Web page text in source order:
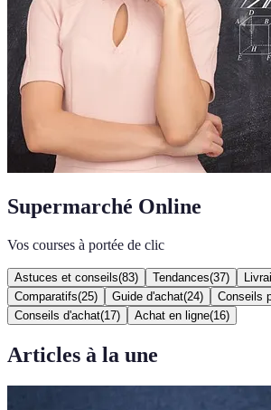
Supermarché Online
Vos courses à portée de clic
Astuces et conseils(83) Tendances(37)
Comparatifs(25) Guide d'achat(24) Conseils
Conseils d'achat(17) Achat en ligne(16)
Articles à la une